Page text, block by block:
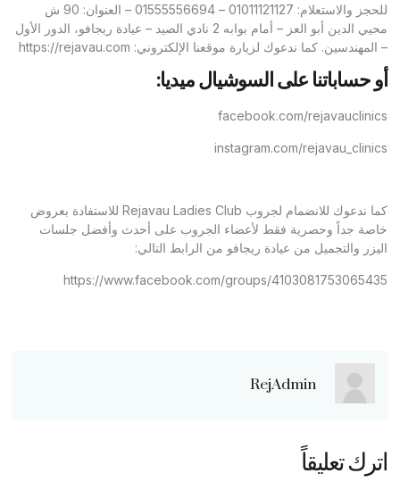
للحجز والاستعلام: 01011121127 – 01555556694 – العنوان: 90 ش
محيي الدين أبو العز – أمام بوابه 2 نادي الصيد – عيادة ريجافو، الدور الأول
– المهندسين. كما ندعوك لزيارة موقعنا الإلكتروني: https://rejavau.com
أو حساباتنا على السوشيال ميديا:
facebook.com/rejavauclinics
instagram.com/rejavau_clinics
كما ندعوك للانضمام لجروب Rejavau Ladies Club للاستفادة بعروض
خاصة جداً وحصرية فقط لأعضاء الجروب على أحدث وأفضل جلسات
اليزر والتجميل من عيادة ريجافو من الرابط التالي:
https://www.facebook.com/groups/4103081753065435
RejAdmin
اترك تعليقاً